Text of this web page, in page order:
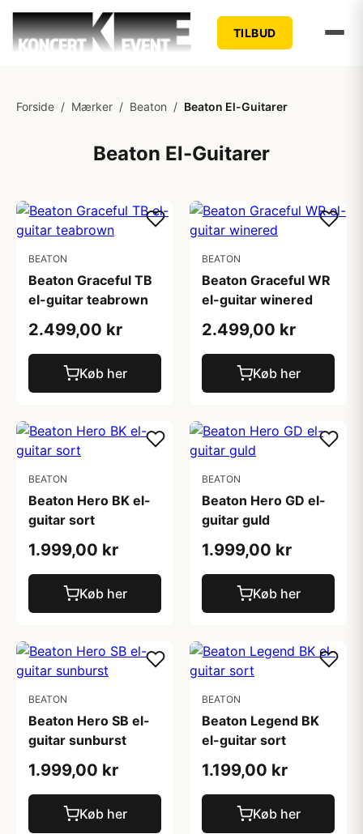
TILBUD
Forside / Mærker / Beaton / Beaton El-Guitarer
Beaton El-Guitarer
BEATON
Beaton Graceful TB
el-guitar teabrown
2.499,00 kr
Køb her
BEATON
Beaton Graceful WR
el-guitar winered
2.499,00 kr
Køb her
BEATON
Beaton Hero BK el-
guitar sort
1.999,00 kr
Køb her
BEATON
Beaton Hero GD el-
guitar guld
1.999,00 kr
Køb her
BEATON
Beaton Hero SB el-
guitar sunburst
1.999,00 kr
Køb her
BEATON
Beaton Legend BK
el-guitar sort
1.199,00 kr
Køb her